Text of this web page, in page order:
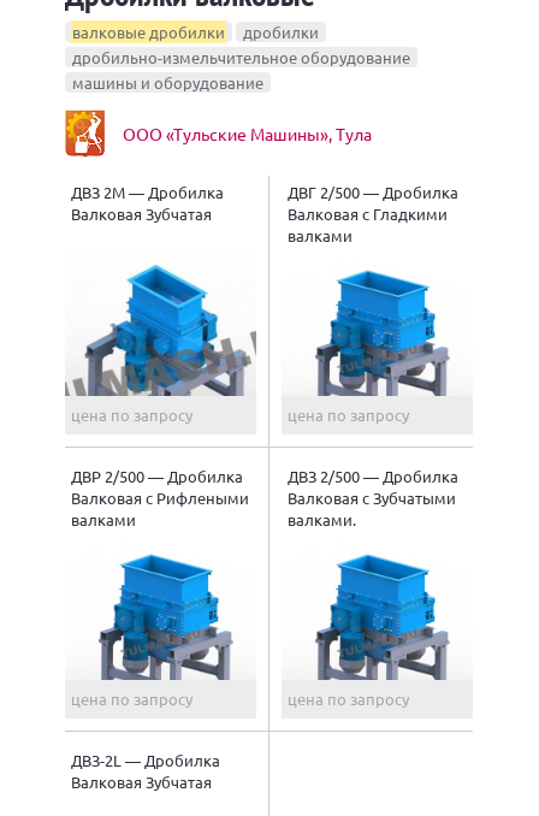
валковые дробилки
дробилки
дробильно-измельчительное оборудование
машины и оборудование
ОOО «Тульские Машины», Тула
ДВЗ 2М — Дробилка
Валковая Зубчатая
цена по запросу
ДВГ 2/500 — Дробилка
Валковая с Гладкими
валками
цена по запросу
ДВР 2/500 — Дробилка
Валковая с Рифлеными
валками
цена по запросу
ДВЗ 2/500 — Дробилка
Валковая с Зубчатыми
валками.
цена по запросу
ДВЗ-2L — Дробилка
Валковая Зубчатая